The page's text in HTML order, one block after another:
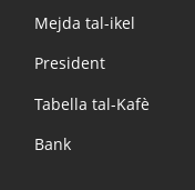
Mejda tal-ikel
President
Tabella tal-Kafè
Bank